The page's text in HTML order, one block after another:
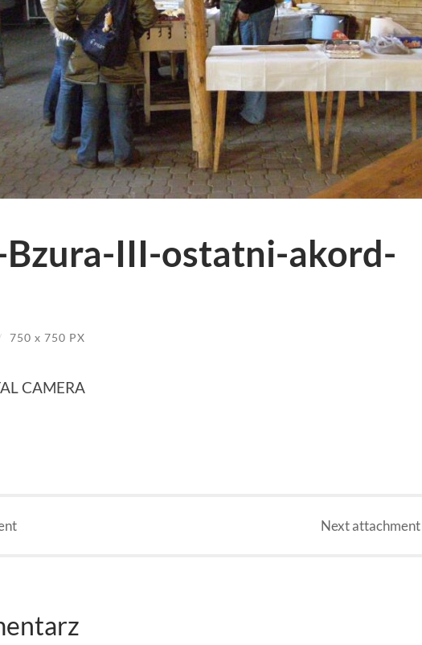
Bzura-III-ostatni-akord-
750 x 750 PX
CAMERA
Nextattachment